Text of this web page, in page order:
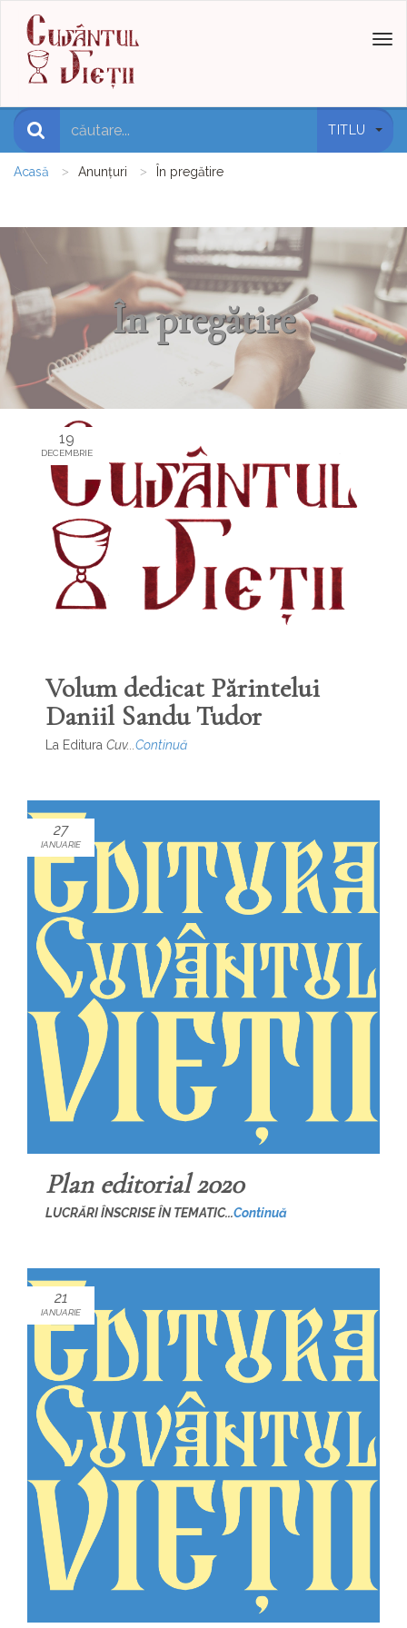
Toggle
TITLU
Acasă Anunțuri În pregătire
În pregătire
19
DECEMBRIE
Volum dedicat Părintelui
Daniil Sandu Tudor
La Editura Cuv... Continuă
27
IANUARIE
Plan editorial 2020
LUCRĂRI ÎNSCRISE ÎN TEMATIC...Continuă
21
IANUARIE